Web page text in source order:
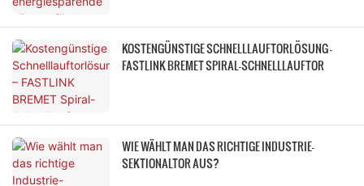
KOSTENGÜNSTIGE SCHNELLLAUFTORLÖSUNG –
FASTLINK BREMET SPIRAL-SCHNELLLAUFTOR
WIE WÄHLT MAN DAS RICHTIGE INDUSTRIE-
SEKTIONALTOR AUS?